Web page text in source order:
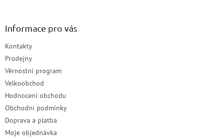
Informace pro vás
Kontakty
Prodejny
Věrnostní program
Velkoobchod
Hodnocení obchodu
Obchodní podmínky
Doprava a platba
Moje objednávka